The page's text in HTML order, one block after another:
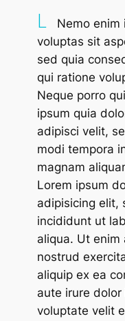
L
Nemo enim
voluptas sit
sed quia
qui ratione
Neque porro
ipsum quia
adipisci velit,
modi tempora
magnam
Lorem ipsum
adipisicing elit,
incididunt ut
aliqua. Ut enim
nostrud
aliquip ex ea
aute irure
voluptate velit